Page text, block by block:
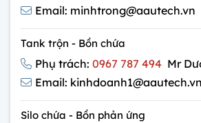
Email: minhtrong@aautech.vn
Tank trộn - Bồn chứa
Phụ trách: 0967 787 494 Mr
Email: kinhdoanh1@aautech.vn
Silo chứa - Bồn phản ứng